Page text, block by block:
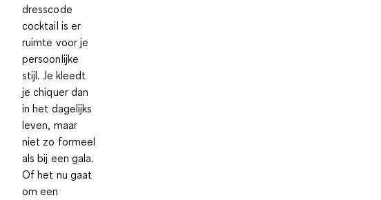
dresscode
cocktail is er
ruimte voor je
persoonlijke
stijl. Je kleedt
je chiquer dan
in het dagelijks
leven, maar
niet zo formeel
als bij een gala.
Of het nu gaat
om een